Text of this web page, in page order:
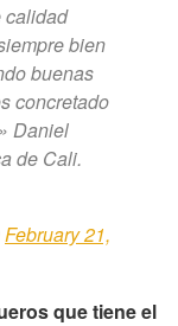
calidad
bien
buenas
concretado
Daniel
de Cali.
February 21,
que tiene el